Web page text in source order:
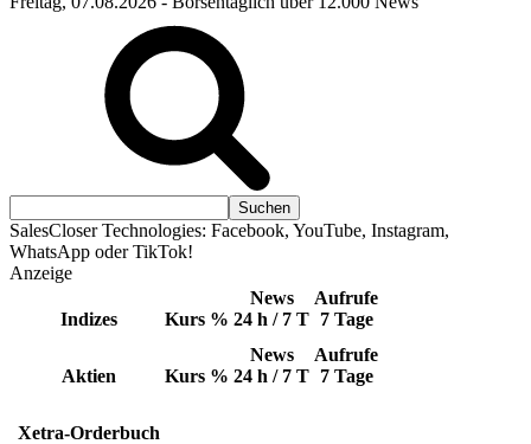
SalesCloser Technologies: Facebook, YouTube, Instagram,
WhatsApp oder TikTok!
Anzeige
Indizes Kurs %
News
24 h / 7 T
Aufrufe
7 Tage
Aktien Kurs %
News
24 h / 7 T
Aufrufe
7 Tage
Xetra-Orderbuch